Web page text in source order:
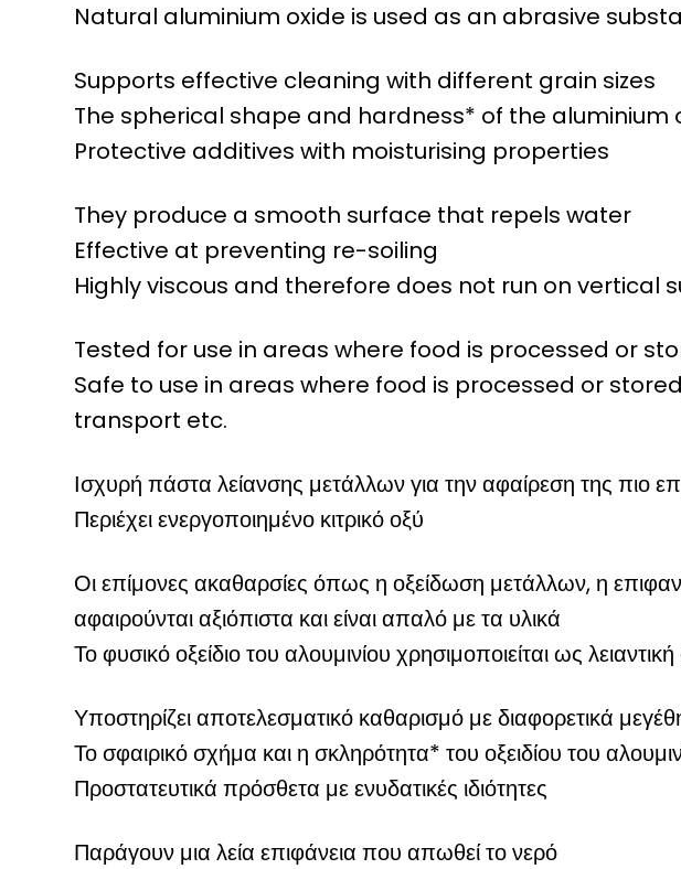
Natural aluminium oxide is used as an abrasive
Supports effective cleaning with different grain sizes
The spherical shape and hardness* of the
Protective additives with moisturising properties
They produce a smooth surface that repels water
Effective at preventing re-soiling
Highly viscous and therefore does not run on vertical
Tested for use in areas where food is processed or
Safe to use in areas where food is processed or
transport etc.
Ισχυρή πάστα λείανσης μετάλλων για την αφαίρεση της πιο
Περιέχει ενεργοποιημένο κιτρικό οξύ
Οι επίμονες ακαθαρσίες όπως η οξείδωση μετάλλων, η
αφαιρούνται αξιόπιστα και είναι απαλό με τα υλικά
Το φυσικό οξείδιο του αλουμινίου χρησιμοποιείται ως
Υποστηρίζει αποτελεσματικό καθαρισμό με διαφορετικά
Το σφαιρικό σχήμα και η σκληρότητα* του οξειδίου του
Προστατευτικά πρόσθετα με ενυδατικές ιδιότητες
Παράγουν μια λεία επιφάνεια που απωθεί το νερό